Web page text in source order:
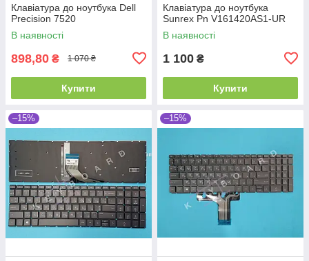
Клавіатура до ноутбука Dell
Precision 7520
В наявності
898,80 ₴ 1 070 ₴
Купити
Клавіатура до ноутбука
Sunrex Pn V161420AS1-UR
В наявності
1 100 ₴
Купити
–15% –15%